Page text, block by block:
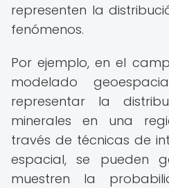
representen la
fenómenos.
Por ejemplo, en el
modelado
representar la
minerales en una
través de técnicas de
espacial, se pueden
muestren la